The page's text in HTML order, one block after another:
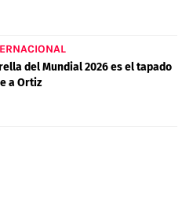
del Mundial 2026 es el tapado
a Ortiz